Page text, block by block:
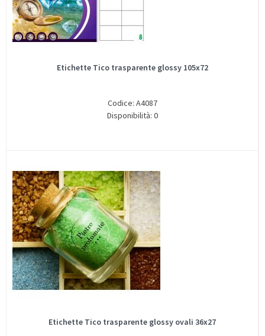
Etichette Tico trasparente glossy 105x72
Codice: A4087
Disponibilità: 0
Etichette Tico trasparente glossy ovali 36x27